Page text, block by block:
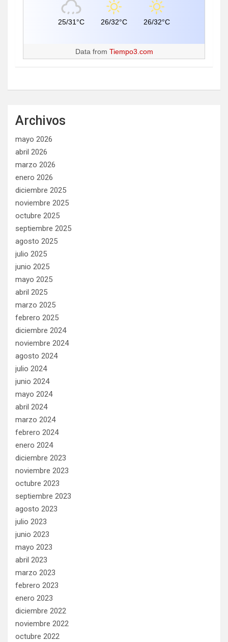
25/31°C 26/32°C 26/32°C
Data from Tiempo3.com
Archivos
mayo 2026
abril 2026
marzo 2026
enero 2026
diciembre 2025
noviembre 2025
octubre 2025
septiembre 2025
agosto 2025
julio 2025
junio 2025
mayo 2025
abril 2025
marzo 2025
febrero 2025
diciembre 2024
noviembre 2024
agosto 2024
julio 2024
junio 2024
mayo 2024
abril 2024
marzo 2024
febrero 2024
enero 2024
diciembre 2023
noviembre 2023
octubre 2023
septiembre 2023
agosto 2023
julio 2023
junio 2023
mayo 2023
abril 2023
marzo 2023
febrero 2023
enero 2023
diciembre 2022
noviembre 2022
octubre 2022